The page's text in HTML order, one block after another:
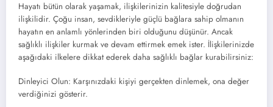
Hayatı bütün olarak yaşamak, ilişkilerinizin kalitesiyle doğrudan
ilişkilidir. Çoğu insan, sevdikleriyle güçlü bağlara sahip olmanın
hayatın en anlamlı yönlerinden biri olduğunu düşünür. Ancak
sağlıklı ilişkiler kurmak ve devam ettirmek emek ister. İlişkilerinizde
aşağıdaki ilkelere dikkat ederek daha sağlıklı bağlar kurabilirsiniz:
Dinleyici Olun: Karşınızdaki kişiyi gerçekten dinlemek, ona değer
verdiğinizi gösterir.